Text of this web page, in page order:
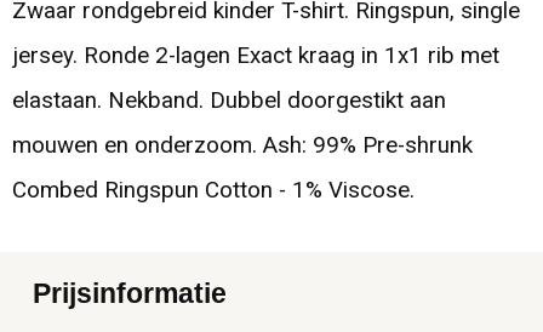
Zwaar rondgebreid kinder T-shirt. Ringspun, single
jersey. Ronde 2-lagen Exact kraag in 1x1 rib met
elastaan. Nekband. Dubbel doorgestikt aan
mouwen en onderzoom. Ash: 99% Pre-shrunk
Combed Ringspun Cotton - 1% Viscose.
Prijsinformatie